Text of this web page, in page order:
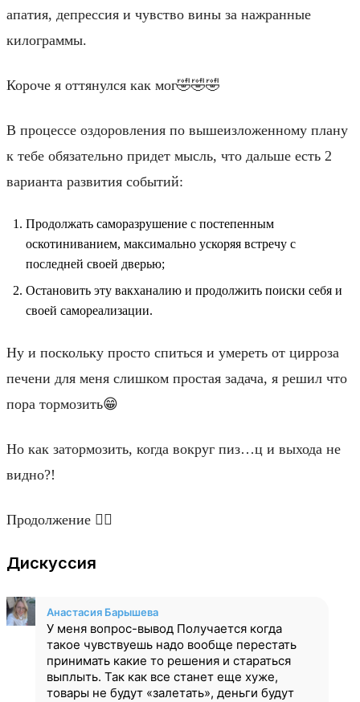
апатия, депрессия и чувство вины за нажранные
килограммы.
Короче я оттянулся как мог🤣🤣🤣
В процессе оздоровления по вышеизложенному плану
к тебе обязательно придет мысль, что дальше есть 2
варианта развития событий:
Продолжать саморазрушение с постепенным
оскотиниванием, максимально ускоряя встречу с
последней своей дверью;
Остановить эту вакханалию и продолжить поиски себя и
своей самореализации.
Ну и поскольку просто спиться и умереть от цирроза
печени для меня слишком простая задача, я решил что
пора тормозить😁
Но как затормозить, когда вокруг пиз…ц и выхода не
видно?!
Продолжение 👇🏻
Дискуссия
Анастасия Барышева
У меня вопрос-вывод Получается когда
такое чувствуешь надо вообще перестать
принимать какие то решения и стараться
выплыть. Так как все станет еще хуже,
товары не будут «залетать», деньги будут